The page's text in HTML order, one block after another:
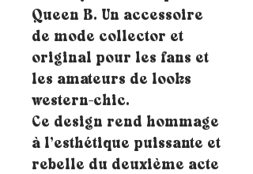
Queen B. Un accessoire
de mode collector et
original pour les fans et
les amateurs de looks
western-chic.
Ce design rend hommage
à l’esthétique puissante et
rebelle du deuxième acte